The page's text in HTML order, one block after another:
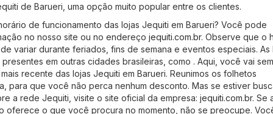
de Barueri, uma opção muito popular entre os clientes.
de funcionamento das lojas Jequiti em Barueri? Você pode
no nosso site ou no endereço jequiti.com.br. Observe que o
variar durante feriados, fins de semana e eventos especiais. As
em outras cidades brasileiras, como . Aqui, você vai
recente das lojas Jequiti em Barueri. Reunimos os folhetos
para que você não perca nenhum desconto. Mas se estiver
a rede Jequiti, visite o site oficial da empresa: jequiti.com.br. Se
oferece o que você procura no momento, não se preocupe.